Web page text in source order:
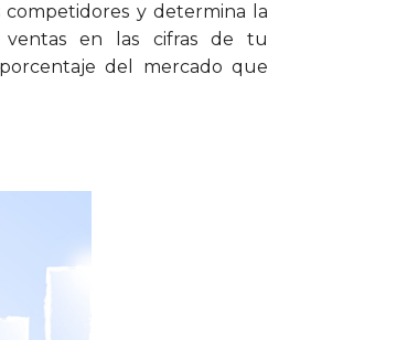
y determina la
ventas en las cifras de tu
del mercado que